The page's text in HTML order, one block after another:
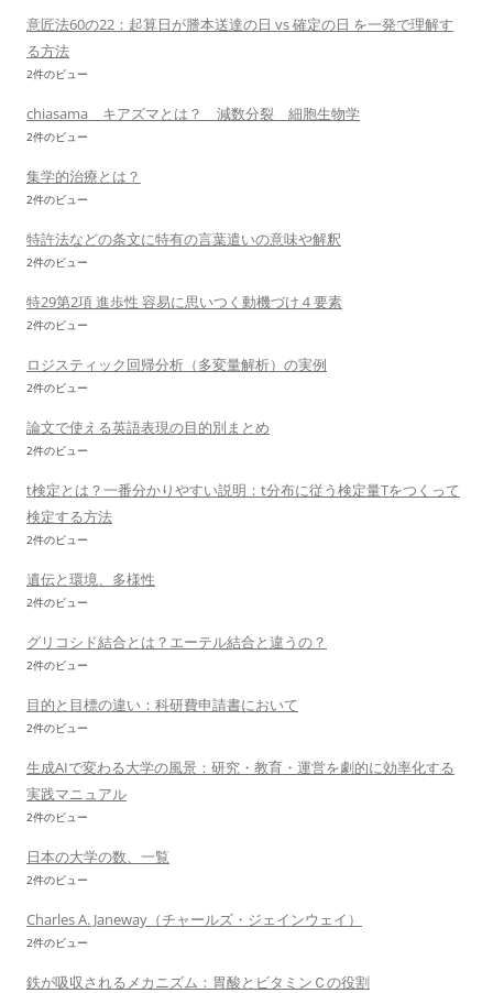
意匠法60の22：起算日が謄本送達の日 vs 確定の日 を一発で理解す
る方法
2件のビュー
chiasama キアズマとは？ 減数分裂 細胞生物学
2件のビュー
集学的治療とは？
2件のビュー
特許法などの条文に特有の言葉遣いの意味や解釈
2件のビュー
特29第2項 進歩性 容易に思いつく動機づけ４要素
2件のビュー
ロジスティック回帰分析（多変量解析）の実例
2件のビュー
論文で使える英語表現の目的別まとめ
2件のビュー
t検定とは？一番分かりやすい説明：t分布に従う検定量Tをつくって
検定する方法
2件のビュー
遺伝と環境、多様性
2件のビュー
グリコシド結合とは？エーテル結合と違うの？
2件のビュー
目的と目標の違い：科研費申請書において
2件のビュー
生成AIで変わる大学の風景：研究・教育・運営を劇的に効率化する
実践マニュアル
2件のビュー
日本の大学の数、一覧
2件のビュー
Charles A. Janeway（チャールズ・ジェインウェイ）
2件のビュー
鉄が吸収されるメカニズム：胃酸とビタミンＣの役割